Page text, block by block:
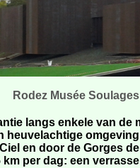
Rodez Musée
langs enkele van
heuvelachtige
en door de Gorges
per dag: een